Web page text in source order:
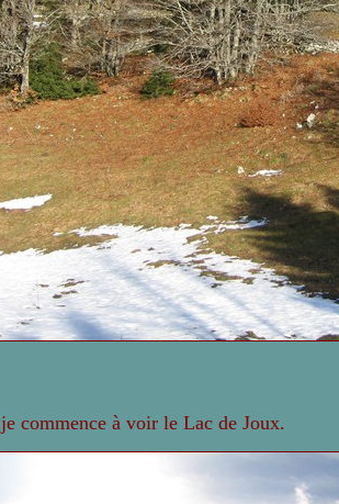
commence à voir le Lac de Joux.